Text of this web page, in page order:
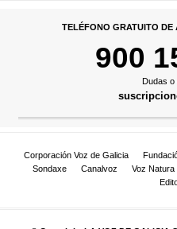
TELÉFONO GRATUITO DE
900
Dudas
Corporación Voz de Galicia
Sondaxe
Canalvoz Voz Natura